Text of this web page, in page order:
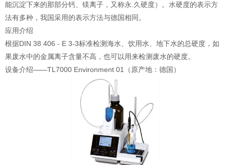
能沉淀下来的那部分钙、镁离子，又称永.久硬度）。水硬度的表示方
法有多种，我国采用的表示方法与德国相同。
应用介绍
根据DIN 38 406 - E 3-3标准检测海水、饮用水、地下水的总硬度，如
果废水中的金属离子含量不高，也可以用来检测废水的硬度。
设备介绍——TL7000 Environment 01（原产地：德国）